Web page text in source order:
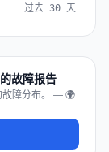
过去 30 天
故障报告
故障分布。 — 🌍